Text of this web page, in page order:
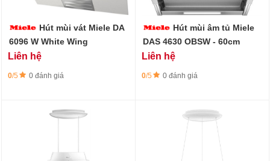
Hút mùi vát Miele DA
6096 W White Wing
Liên hệ
0/5 0 đánh giá
Hút mùi âm tủ Miele
DAS 4630 OBSW - 60cm
Liên hệ
0/5 0 đánh giá